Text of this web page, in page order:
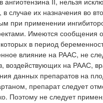
их назначения во
при применении
Имеются сообщения
в период
влияние на РААС, не
на РААС,
данных препаратов на
препарат следует
Поэтому не следует